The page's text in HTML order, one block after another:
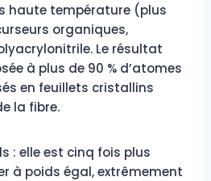
haute température (plus
organiques,
Le résultat
à plus de 90 % d’atomes
en feuillets cristallins
la fibre.
: elle est cinq fois plus
à poids égal, extrêmement